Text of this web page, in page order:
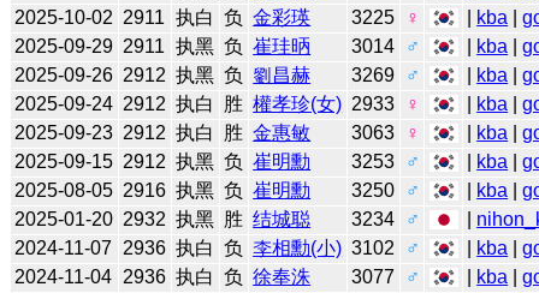
2025-10-02 2911 执白 负 金彩瑛 3225 ♀ kba |
2025-09-29 2911 执黑 负 崔珪昞 3014 ♂ kba |
2025-09-26 2912 执黑 负 劉昌赫 3269 ♂ kba |
2025-09-24 2912 执白 胜 權孝珍(女) 2933 ♀ kba |
2025-09-23 2912 执白 胜 金惠敏 3063 ♀ kba |
2025-09-15 2912 执黑 负 崔明勳 3253 ♂ kba |
2025-08-05 2916 执黑 负 崔明勳 3250 ♂ kba |
2025-01-20 2932 执黑 胜 结城聪 3234 ♂
2024-11-07
2936 执白 负 李相勳(小) 3102 ♂ kba |
2024-11-04 2936 执白 负 徐奉洙 3077 ♂ kba |